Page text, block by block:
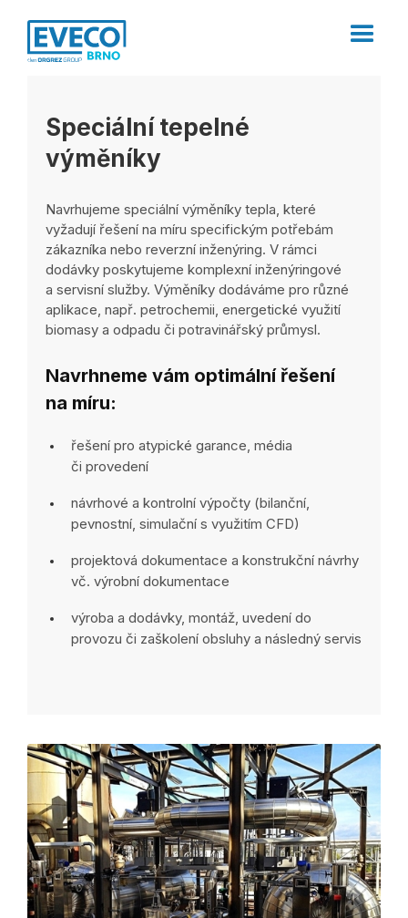
Speciální tepelné
výměníky
Navrhujeme speciální výměníky tepla, které
vyžadují řešení na míru specifickým potřebám
zákazníka nebo reverzní inženýring. V rámci
dodávky poskytujeme komplexní inženýringové
a servisní služby. Výměníky dodáváme pro různé
aplikace, např. petrochemii, energetické využití
biomasy a odpadu či potravinářský průmysl.
Navrhneme vám optimální řešení
na míru:
řešení pro atypické garance, média
či provedení
návrhové a kontrolní výpočty (bilanční,
pevnostní, simulační s využitím CFD)
projektová dokumentace a konstrukční návrhy
vč. výrobní dokumentace
výroba a dodávky, montáž, uvedení do
provozu či zaškolení obsluhy a následný servis